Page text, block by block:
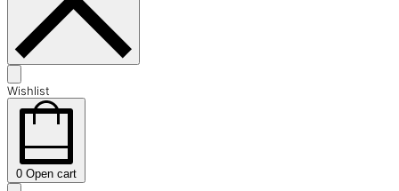
Wishlist
0 Open cart